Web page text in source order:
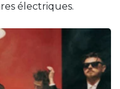
électriques.